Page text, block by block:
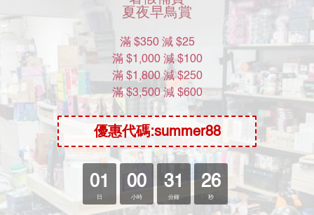
EXE Japanese Real Hole 激
miru 名器
HK$278.00
HK$360.00
EXE Japanese Real Hole 淫
坂道美琉 (坂道みる) 名器
HK$228.00
HK$288.00
7.9折